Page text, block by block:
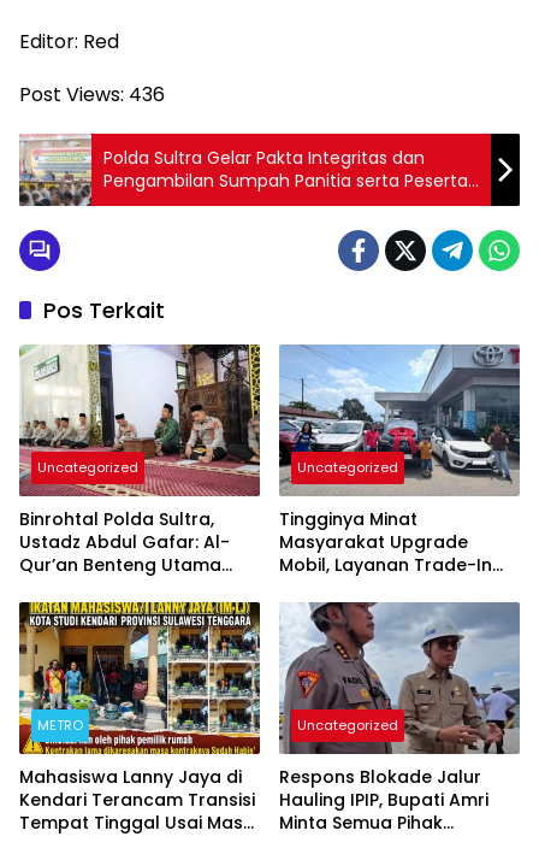
Editor: Red
Post Views: 436
Polda Sultra Gelar Pakta Integritas dan
Pengambilan Sumpah Panitia serta Peserta
Seleksi Dikbangti, Dikbangmen, dan PAG
Pos Terkait
Uncategorized
Binrohtal Polda Sultra,
Ustadz Abdul Gafar: Al-
Qur’an Benteng Utama
Penyimpangan Sosial
Uncategorized
Tingginya Minat
Masyarakat Upgrade
Mobil, Layanan Trade-In
Permintaan
METRO
Mahasiswa Lanny Jaya di
Kendari Terancam Transisi
Tempat Tinggal Usai Masa
Uncategorized
Respons Blokade Jalur
Hauling IPIP, Bupati Amri
Minta Semua Pihak